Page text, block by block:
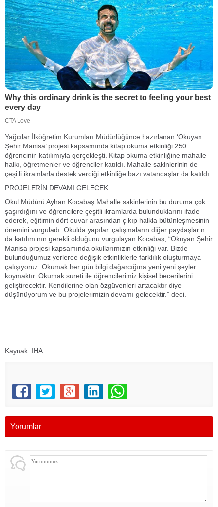
Yağcılar İlköğretim Kurumları Müdürlüğünce hazırlanan ‘Okuyan
Şehir Manisa’ projesi kapsamında kitap okuma etkinliği 250
öğrencinin katılımıyla gerçekleşti. Kitap okuma etkinliğine mahalle
halkı, öğretmenler ve öğrenciler katıldı. Mahalle sakinlerinin de
çeşitli ikramlarla destek verdiği etkinliğe bazı vatandaşlar da katıldı.
PROJELERİN DEVAMI GELECEK
Okul Müdürü Ayhan Kocabaş Mahalle sakinlerinin bu duruma çok
şaşırdığını ve öğrencilere çeşitli ikramlarda bulunduklarını ifade
ederek, eğitimin dört duvar arasından çıkıp halkla bütünleşmesinin
önemini vurguladı. Okulda yapılan çalışmaların diğer paydaşların
da katılımının gerekli olduğunu vurgulayan Kocabaş, “Okuyan Şehir
Manisa projesi kapsamında okullarımızın etkinliği var. Bizde
bulunduğumuz yerlerde değişik etkinliklerle farklılık oluşturmaya
çalışıyoruz. Okumak her gün bilgi dağarcığına yeni yeni şeyler
koymaktır. Okumak sureti ile öğrencilerimiz kişisel becerilerini
geliştirecektir. Kendilerine olan özgüvenleri artacaktır diye
düşünüyorum ve bu projelerimizin devamı gelecektir.” dedi.
Kaynak: IHA
Yorumlar